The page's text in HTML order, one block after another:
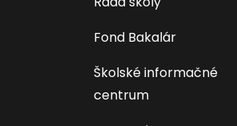
Fond Bakalár
Školské informačné
centrum